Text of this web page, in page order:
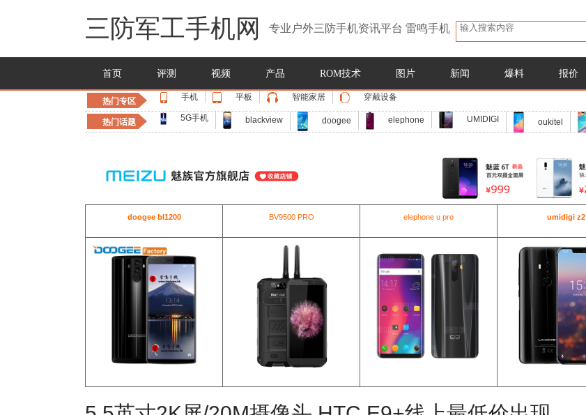
三防军工手机网 专业户外三防手机资讯平台 雷鸣手机
首页 评测 视频 产品 ROM技术 图片 新闻 爆料 报价
热门专区 手机 平板 智能家居 穿戴设备
热门话题 5G手机 blackview doogee elephone UMIDIGI oukitel
doogee bl1200 BV9500 PRO elephone u pro umidigi z2